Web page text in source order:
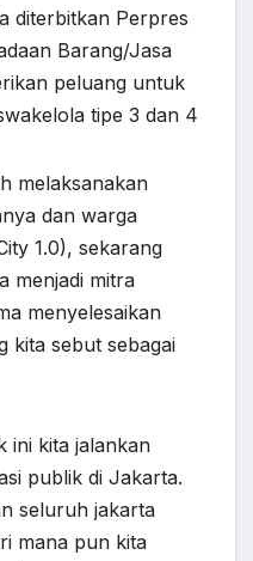
diterbitkan Perpres
Barang/Jasa
peluang untuk
tipe 3 dan 4
melaksanakan
dan warga
1.0), sekarang
menjadi mitra
menyelesaikan
kita sebut sebagai
ini kita jalankan
publik di Jakarta.
seluruh jakarta
mana pun kita